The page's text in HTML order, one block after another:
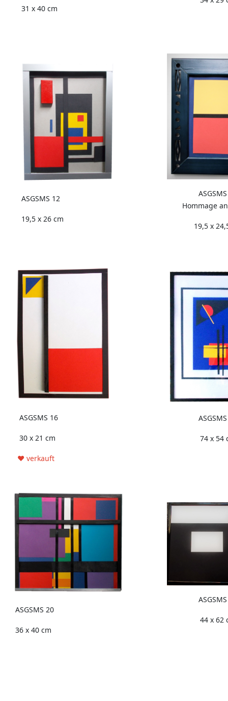
31 x 40 cm
ASGSMS 12
19,5 x 26 cm
Hommage
19,5 x
ASGSMS 16
30 x 21 cm
♥ verkauft
74 x 54
ASGSMS 20
36 x 40 cm
44 x 62